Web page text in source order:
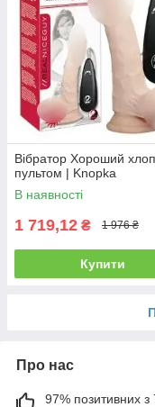
Вібратор Хороший
пультом | Knopka
В наявності
1 719,12 ₴ 1 976 ₴
Купити
Про нас
97% позитивних з